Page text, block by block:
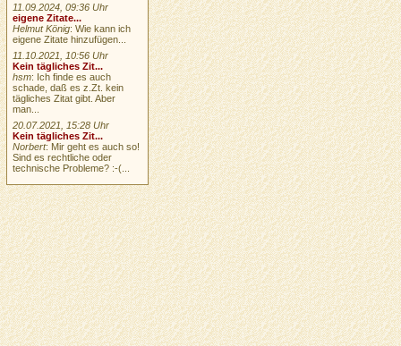
11.09.2024, 09:36 Uhr
eigene Zitate...
Helmut König: Wie kann ich
eigene Zitate hinzufügen...
11.10.2021, 10:56 Uhr
Kein tägliches Zit...
hsm: Ich finde es auch
schade, daß es z.Zt. kein
tägliches Zitat gibt. Aber
man...
20.07.2021, 15:28 Uhr
Kein tägliches Zit...
Norbert: Mir geht es auch so!
Sind es rechtliche oder
technische Probleme? :-(...